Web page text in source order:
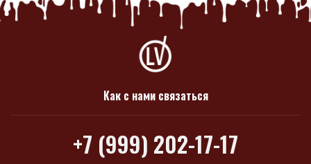
Как с нами связаться
+7 (999) 202-17-17